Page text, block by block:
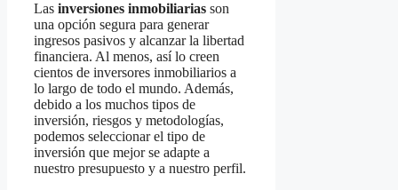
Las inversiones inmobiliarias son
una opción segura para generar
ingresos pasivos y alcanzar la libertad
financiera. Al menos, así lo creen
cientos de inversores inmobiliarios a
lo largo de todo el mundo. Además,
debido a los muchos tipos de
inversión, riesgos y metodologías,
podemos seleccionar el tipo de
inversión que mejor se adapte a
nuestro presupuesto y a nuestro perfil.